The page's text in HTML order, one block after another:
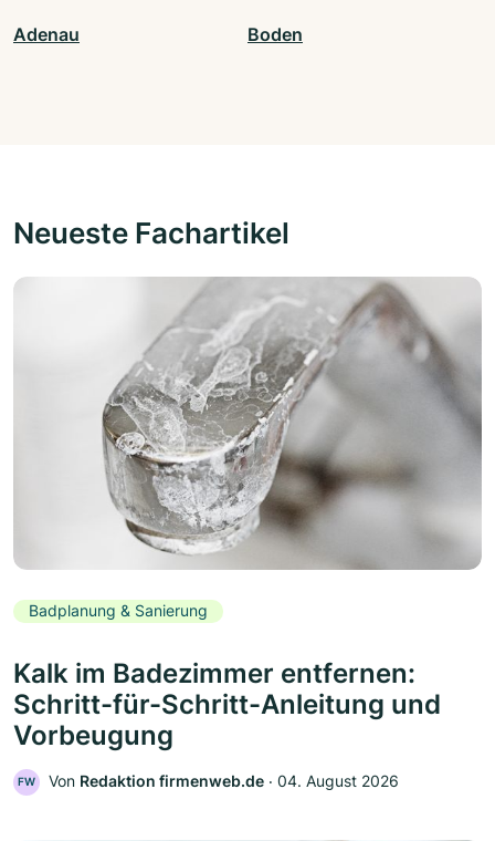
Adenau Boden
Neueste Fachartikel
Badplanung & Sanierung
Kalk im Badezimmer entfernen:
Schritt-für-Schritt-Anleitung und
Vorbeugung
FW Von Redaktion firmenweb.de ‧ 04. August 2026